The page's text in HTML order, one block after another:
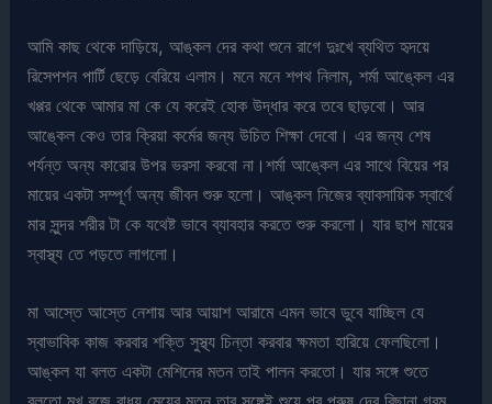
আমি কাছ থেকে দাড়িয়ে, আঙ্কল দের কথা শুনে রাগে দুঃখে ব্যথিত হৃদয়ে
রিসেপশন পার্টি ছেড়ে বেরিয়ে এলাম। মনে মনে শপথ নিলাম, শর্মা আঙ্কেল এর
খপ্পর থেকে আমার মা কে যে করেই হোক উদ্ধার করে তবে ছাড়বো। আর
আঙ্কেল কেও তার ক্রিয়া কর্মের জন্য উচিত শিক্ষা দেবো। এর জন্য শেষ
পর্যন্ত অন্য কারোর উপর ভরসা করবো না।শর্মা আঙ্কেল এর সাথে বিয়ের পর
মায়ের একটা সম্পূর্ণ অন্য জীবন শুরু হলো। আঙ্কল নিজের ব্যাবসায়িক স্বার্থে
মার সুন্দর শরীর টা কে যথেষ্ট ভাবে ব্যাবহার করতে শুরু করলো। যার ছাপ মায়ের
স্বাস্থ্য তে পড়তে লাগলো।
মা আস্তে আস্তে নেশায় আর আয়াশ আরামে এমন ভাবে ডুবে যাচ্ছিল যে
স্বাভাবিক কাজ করবার শক্তি সুস্থ্য চিন্তা করবার ক্ষমতা হারিয়ে ফেলছিলো।
আঙ্কল যা বলত একটা মেশিনের মতন তাই পালন করতো। যার সঙ্গে শুতে